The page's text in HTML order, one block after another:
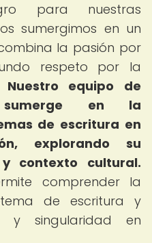
para nuestras
sumergimos en un
la pasión por
respeto por la
Nuestro equipo de
sumerge en la
de escritura en
explorando su
contexto cultural.
comprender la
de escritura y
y singularidad en